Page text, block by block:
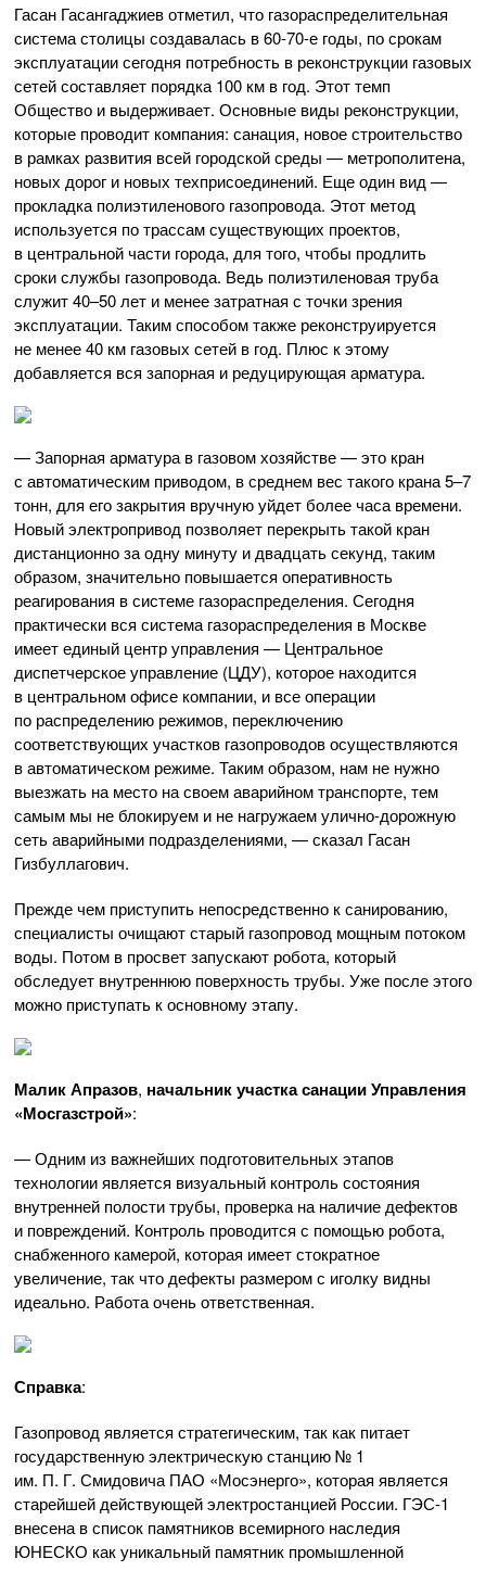
Гасан Гасангаджиев отметил, что газораспределительная
система столицы создавалась в60-70-е годы, по срокам
эксплуатации сегодня потребность в реконструкции газовых
сетей составляет порядка 100 км в год. Этот темп
Общество и выдерживает. Основные виды реконструкции,
которые проводит компания: санация, новое строительство
в рамках развития всей городской среды — метрополитена,
новых дорог и новых техприсоединений. Еще один вид —
прокладка полиэтиленового газопровода. Этот метод
используется по трассам существующих проектов,
в центральной части города, для того, чтобы продлить
сроки службы газопровода. Ведь полиэтиленовая труба
служит 40–50 лет и менее затратная с точки зрения
эксплуатации. Таким способом также реконструируется
не менее 40 км газовых сетей в год. Плюс к этому
добавляется вся запорная и редуцирующая арматура.
— Запорная арматура в газовом хозяйстве — это кран
с автоматическим приводом, в среднем вес такого крана 5–7
тонн, для его закрытия вручную уйдет более часа времени.
Новый электропривод позволяет перекрыть такой кран
дистанционно за одну минуту и двадцать секунд, таким
образом, значительно повышается оперативность
реагирования в системе газораспределения. Сегодня
практически вся система газораспределения в Москве
имеет единый центр управления — Центральное
диспетчерское управление (ЦДУ), которое находится
в центральном офисе компании, и все операции
по распределению режимов, переключению
соответствующих участков газопроводов осуществляются
в автоматическом режиме. Таким образом, нам не нужно
выезжать на место на своем аварийном транспорте, тем
самым мы не блокируем и не нагружаемулично-дорожную
сеть аварийными подразделениями, — сказал Гасан
Гизбуллагович.
Прежде чем приступить непосредственно к санированию,
специалисты очищают старый газопровод мощным потоком
воды. Потом в просвет запускают робота, который
обследует внутреннюю поверхность трубы. Уже после этого
можно приступать к основному этапу.
Малик Апразов, начальник участка санации Управления
«Мосгазстрой»:
— Одним из важнейших подготовительных этапов
технологии является визуальный контроль состояния
внутренней полости трубы, проверка на наличие дефектов
и повреждений. Контроль проводится с помощью робота,
снабженного камерой, которая имеет стократное
увеличение, так что дефекты размером с иголку видны
идеально. Работа очень ответственная.
Справка:
Газопровод является стратегическим, так как питает
государственную электрическую станцию № 1
им. П. Г. Смидовича ПАО «Мосэнерго», которая является
старейшей действующей электростанцией России. ГЭС-1
внесена в список памятников всемирного наследия
ЮНЕСКО как уникальный памятник промышленной